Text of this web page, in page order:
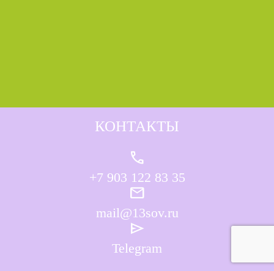
КОНТАКТЫ
call
+7 903 122 83 35
mail
mail@13sov.ru
send
Telegram